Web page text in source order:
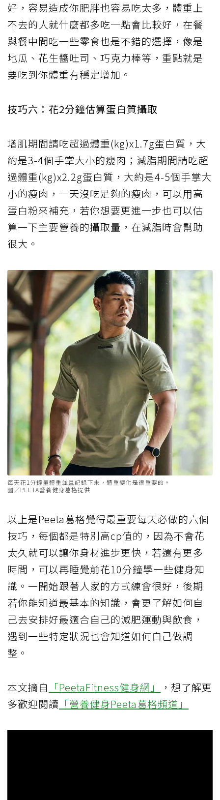
好，容易造成你肥胖也容易吃太多，體重上
不去的人就什麼都多吃一點會比較好，在餐
與餐中間吃一些零食也是不錯的選擇，像是
地瓜、花生醬吐司、巧克力棒等，重點就是
要吃到你體重有穩定增加。
技巧六：花2分鐘估算蛋白質攝取
增肌期間請吃超過體重(kg)x1.7g蛋白質，大
約是3-4個手掌大小的瘦肉；減脂期間請吃超
過體重(kg)x2.2g蛋白質，大約是4-5個手掌大
小的瘦肉，一天沒吃足夠的瘦肉，可以用高
蛋白粉來補充，若你想要更進一步也可以估
算一下主要營養的攝取量，在減脂時會幫助
很大。
每天花1分鐘量體重並且記錄下來，體重變化是很重要的。
圖／PEETA營養健身葛格提供
以上是Peeta葛格覺得最重要每天必做的六個
技巧，每個都是特別高cp值的，因為不會花
太久就可以讓你身材進步更快，若還有更多
時間，可以再睡覺前花10分鐘學一些健身知
識。一開始跟著人家的方式練會很好，後期
若你能知道最基本的知識，會更了解如何自
己去安排好最適合自己的減肥運動與飲食，
遇到一些特定狀況也會知道如何自己做調
整。
本文摘自 「PeetaFitness健身網」
，想了解更
多歡迎閱讀 「營養健身Peeta葛格頻道」